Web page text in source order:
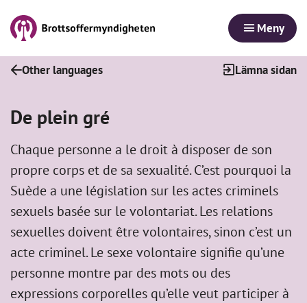
Meny
Other languages Lämna sidan
De plein gré
Chaque personne a le droit à disposer de son
propre corps et de sa sexualité. C’est pourquoi la
Suède a une législation sur les actes criminels
sexuels basée sur le volontariat. Les relations
sexuelles doivent être volontaires, sinon c’est un
acte criminel. Le sexe volontaire signifie qu’une
personne montre par des mots ou des
expressions corporelles qu’elle veut participer à